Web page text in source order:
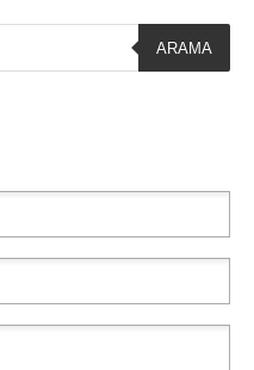
ARAMA